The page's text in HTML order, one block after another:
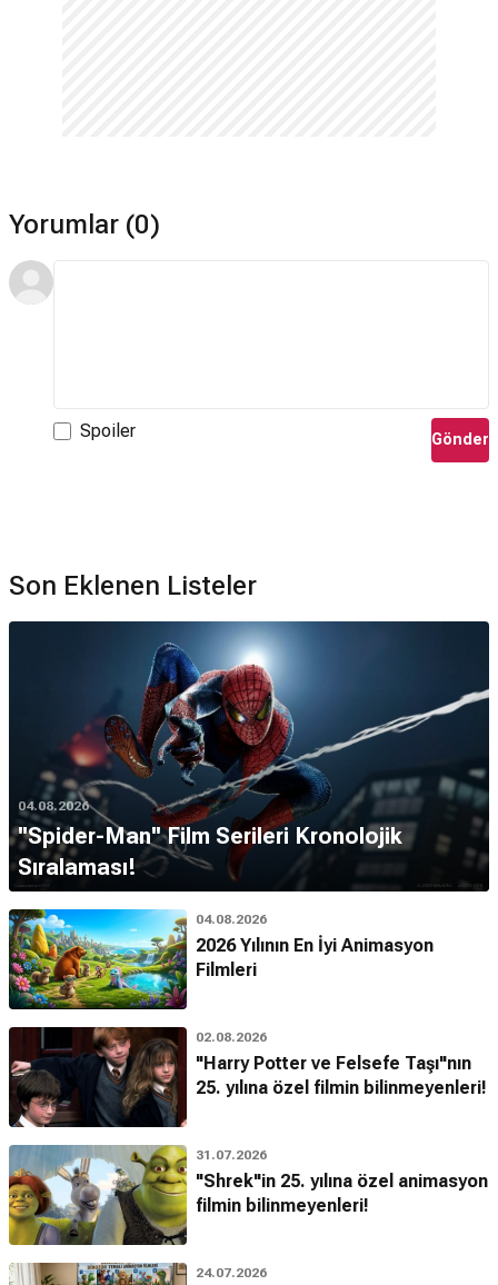
Yorumlar (0)
Spoiler Gönder
Son Eklenen Listeler
04.08.2026
''Spider-Man'' Film Serileri Kronolojik
Sıralaması!
04.08.2026
2026 Yılının En İyi Animasyon
Filmleri
02.08.2026
"Harry Potter ve Felsefe Taşı"nın
25. yılına özel filmin bilinmeyenleri!
31.07.2026
"Shrek"in 25. yılına özel animasyon
filmin bilinmeyenleri!
24.07.2026